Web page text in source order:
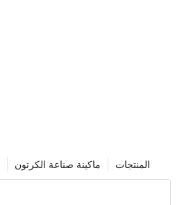
المنتجات ماكينة صناعة الكرتون